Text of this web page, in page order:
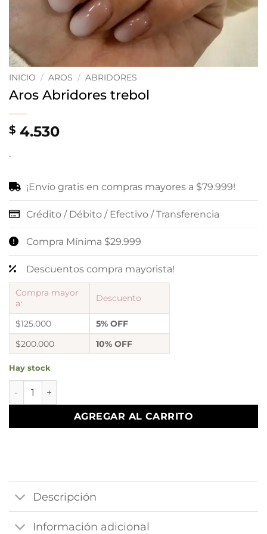
INICIO / AROS / ABRIDORES
Aros Abridores trebol
$ 4.530
.
¡Envío gratis en compras mayores a $79.999!
Crédito / Débito / Efectivo / Transferencia
Compra Mínima $29.999
Descuentos compra mayorista!
Compra mayor
a:
Descuento
$125.000
5% OFF
$200.000
10% OFF
Hay stock
Aros Abridores trebol cantidad
AGREGAR AL CARRITO
Descripción
Información adicional